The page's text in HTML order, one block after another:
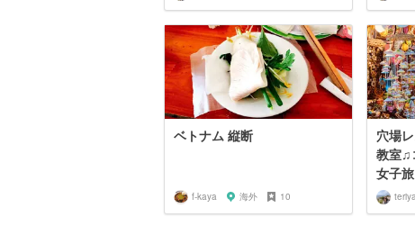
ベトナム 縦断
f-kaya 海外 10
穴場
教室♫
女子旅